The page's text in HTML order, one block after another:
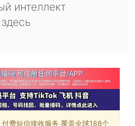
интеллект
费短信接收服务 覆盖全球188个